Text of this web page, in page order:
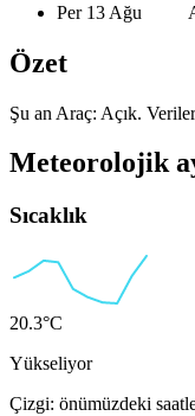
Per 13 Ağu
Özet
Şu an Araç: Açık.
Meteorolojik
Sıcaklık
20.3°C
Yükseliyor
Çizgi: önümüzdeki